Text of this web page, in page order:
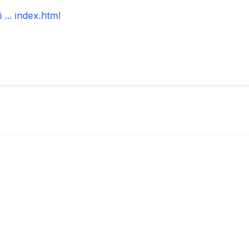
index.html